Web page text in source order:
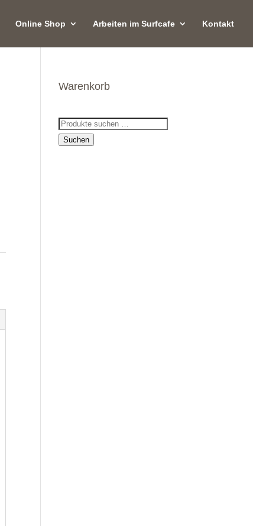
Online Shop Arbeiten im Surfcafe Kontakt
Warenkorb
Suchen
nach:
Suchen